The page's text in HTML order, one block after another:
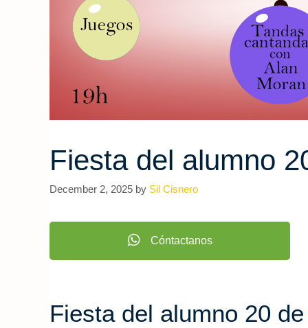
Fiesta del alumno
December 2, 2025 by Sil Cisnero
Cóntactanos
Fiesta del alumno 20